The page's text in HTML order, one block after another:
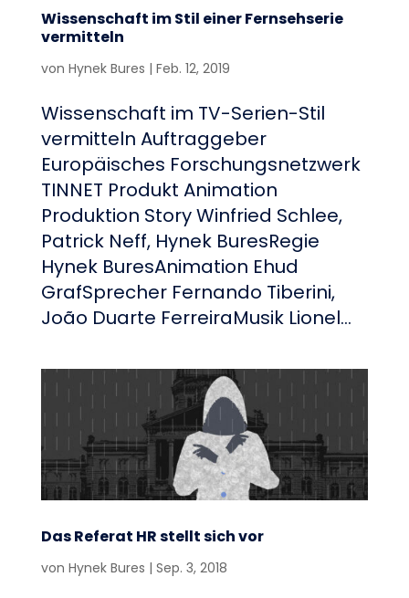
Wissenschaft im Stil einer Fernsehserie
vermitteln
von Hynek Bures | Feb. 12, 2019
Wissenschaft im TV-Serien-Stil
vermitteln Auftraggeber
Europäisches Forschungsnetzwerk
TINNET Produkt Animation
Produktion Story Winfried Schlee,
Patrick Neff, Hynek BuresRegie
Hynek BuresAnimation Ehud
GrafSprecher Fernando Tiberini,
João Duarte FerreiraMusik Lionel...
Das Referat HR stellt sich vor
von Hynek Bures | Sep. 3, 2018